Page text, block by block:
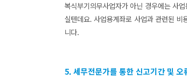
복식부기의무사업자가 아닌 경우에는 사
실텐데요. 사업용계좌로 사업과 관련된
니다.
5. 세무전문가를 통한 신고기간 및 오